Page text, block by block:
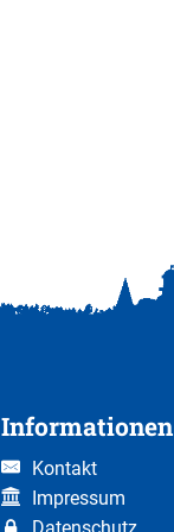
Informationen
Kontakt
Impressum
Datenschutz